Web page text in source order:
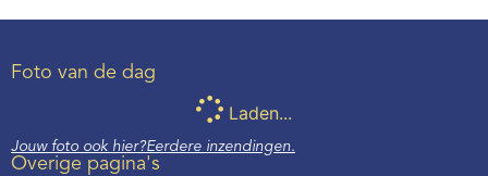
Foto van de dag
Laden...
Jouw foto ook hier?Eerdere inzendingen.
Overige pagina's